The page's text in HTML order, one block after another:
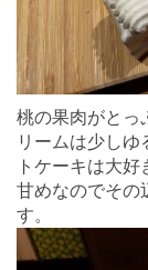
桃の果肉がとっ
リームは少し
トケーキは大
甘めなのでその
す。